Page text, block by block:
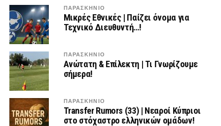
ΠΑΡΑΣΚΉΝΙΟ
Μικρές Εθνικές | Παίζει όνομα για
Τεχνικό Διευθυντή…!
ΠΑΡΑΣΚΉΝΙΟ
Ανώτατη & Επίλεκτη | Τι Γνωρίζουμε
σήμερα!
ΠΑΡΑΣΚΉΝΙΟ
Transfer Rumors (33) | Νεαροί Κύπριοι
στο στόχαστρο ελληνικών ομάδων!